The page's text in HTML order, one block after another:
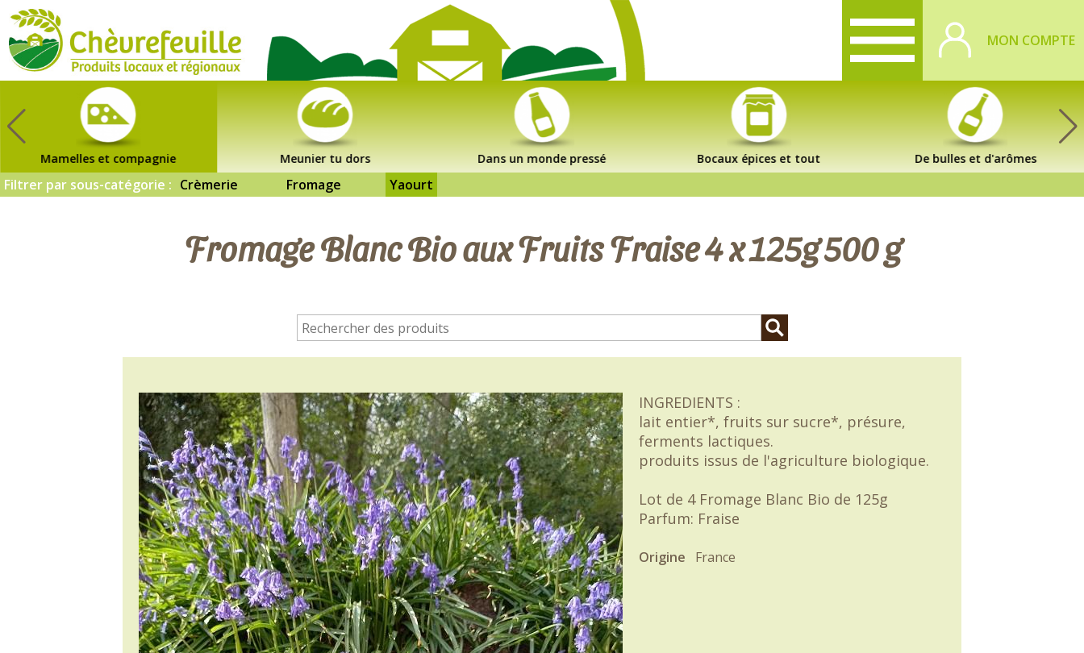
MON COMPTE
Mamelles et compagnie Meunier tu dors Dans un monde pressé Bocaux épices et tout De bulles et d'arômes
Filtrer par sous-catégorie : Crèmerie Fromage Yaourt
Fromage Blanc Bio aux Fruits Fraise 4 x 125g 500 g
INGREDIENTS :
lait entier*, fruits sur sucre*, présure,
ferments lactiques.
produits issus de l'agriculture biologique.
Lot de 4 Fromage Blanc Bio de 125g
Parfum: Fraise
Origine France